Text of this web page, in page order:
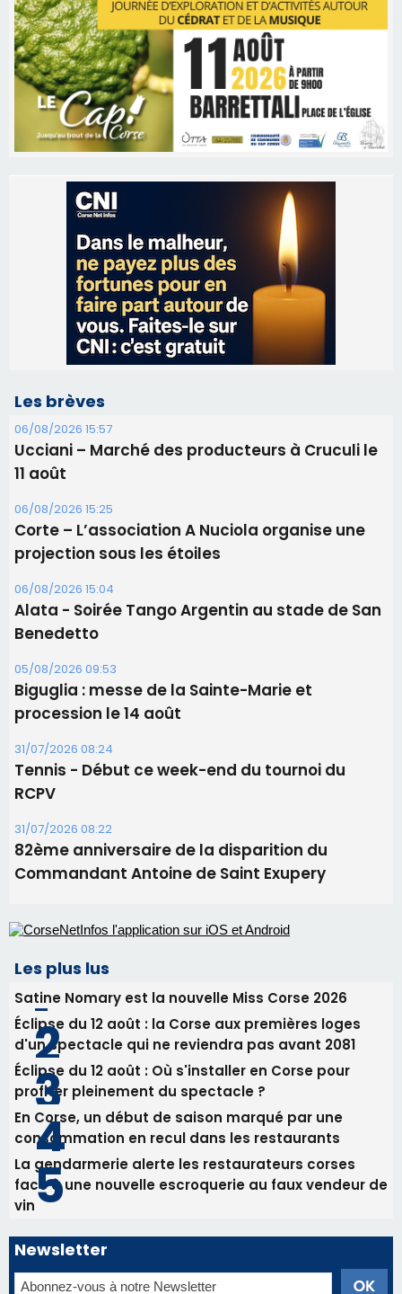
Les brèves
06/08/2026 15:57
Ucciani – Marché des producteurs à Cruculi le
06/08/2026 15:25
Corte – L’association A Nuciola organise une
06/08/2026 15:04
Alata - Soirée Tango Argentin au stade de San
Benedetto
05/08/2026 09:53
Biguglia : messe de la Sainte-Marie et
procession le 14 août
31/07/2026 08:24
Tennis - Début ce week-end du tournoi du
RCPV
31/07/2026 08:22
82ème anniversaire de la disparition du
Commandant Antoine de Saint Exupery
Les plus lus
Satine Nomary est la nouvelle Miss Corse 2026
Éclipse du 12 août : la Corse aux premières loges
d'un spectacle qui ne reviendra pas avant 2081
profiter pleinement du spectacle ?
consommation en recul dans les restaurants
La gendarmerie alerte les restaurateurs corses
face à une nouvelle escroquerie au faux vendeur de
vin
Newsletter
Inscrivez-vous à la newsletter de CNI et recevez par
email les infos les plus importantes et une sélection de
nos meilleurs articles